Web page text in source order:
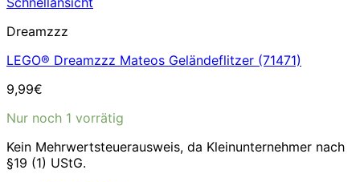
Dreamzzz
LEGO® Dreamzzz Mateos Geländeflitzer (71471)
9,99€
Nur noch 1 vorrätig
Kein Mehrwertsteuerausweis, da Kleinunternehmer nach
§19 (1) UStG.